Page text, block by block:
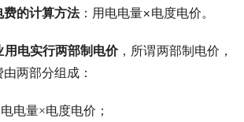
的计算方法：用电电量×电度电价。
用电实行两部制电价，所谓两部制电价，
两部分组成：
电电量×电度电价；